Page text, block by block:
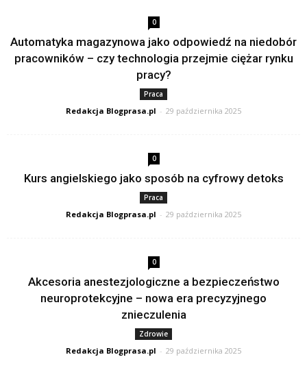
0
Automatyka magazynowa jako odpowiedź na niedobór
pracowników – czy technologia przejmie ciężar rynku
pracy?
Praca
Redakcja Blogprasa.pl - 29 października 2025
0
Kurs angielskiego jako sposób na cyfrowy detoks
Praca
Redakcja Blogprasa.pl - 29 października 2025
0
Akcesoria anestezjologiczne a bezpieczeństwo
neuroprotekcyjne – nowa era precyzyjnego
znieczulenia
Zdrowie
Redakcja Blogprasa.pl - 29 października 2025